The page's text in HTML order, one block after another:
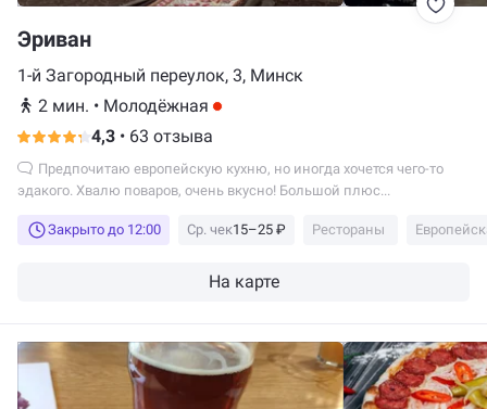
Эриван
1-й Загородный переулок, 3, Минск
2 мин. • Молодёжная
4,3 • 63 отзыва
эдакого. Хвалю поваров, очень вкусно! Большой плюс...
Закрыто до 12:00 Ср. чек15–25 ₽ Рестораны
На карте